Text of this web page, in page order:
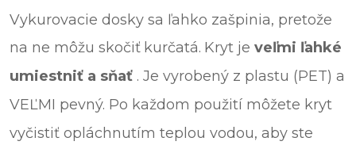
Vykurovacie dosky sa ľahko zašpinia, pretože
na ne môžu skočiť kurčatá. Kryt je veľmi ľahké
umiestniť a sňať . Je vyrobený z plastu (PET) a
VEĽMI pevný. Po každom použití môžete kryt
vyčistiť opláchnutím teplou vodou, aby ste